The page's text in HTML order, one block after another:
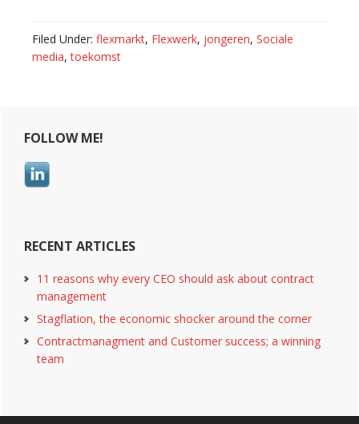
Filed Under: flexmarkt, Flexwerk, jongeren, Sociale
media,toekomst
Primary
Sidebar
FOLLOW ME!
RECENT ARTICLES
11 reasons why every CEO should ask about contract
management
Stagflation, the economic shocker around the corner
Contractmanagment and Customer success; a winning
team